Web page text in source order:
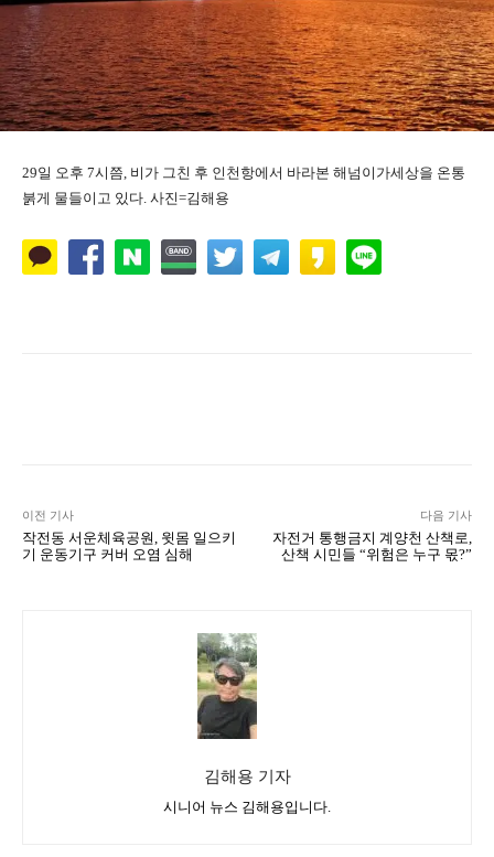
29일 오후 7시쯤, 비가 그친 후 인천항에서 바라본 해넘이가세상을 온통
붉게 물들이고 있다. 사진=김해용
이전 기사
작전동 서운체육공원, 윗몸 일으키
기 운동기구 커버 오염 심해
다음 기사
자전거 통행금지 계양천 산책로,
산책 시민들 “위험은 누구 몫?”
김해용 기자
시니어 뉴스 김해용입니다.